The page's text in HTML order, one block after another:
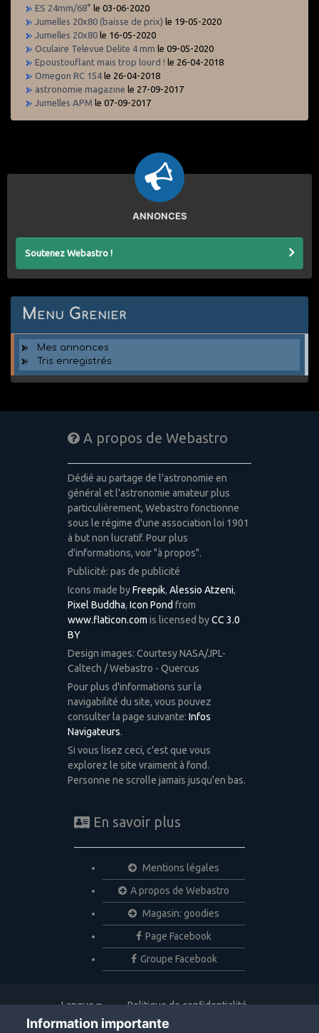
ES 24mm/68° le 03-06-2020
Jumelles 20x80 (baisse de prix) le 19-05-2020
Jumelles 20x80 le 16-05-2020
Oculaire Televue Delite 4 mm le 09-05-2020
Epoustouflant mais trop lourd ! le 26-04-2018
Omegon RC 154 le 26-04-2018
astronomie magazine le 27-09-2017
Jumelles APM le 07-09-2017
ANNONCES
Soutenez Webastro !
Menu Grenier
Mes annonces
Tris enregistrés
A propos de Webastro
Dédié au partage de l'astronomie en
général et l'astronomie amateur plus
particulièrement, Webastro fonctionne
sous le régime d'une association loi 1901
à but non lucratif. Pour plus
d'informations, voir "à propos".
Publicité: pas de publicité
Icons made byFreepik, Alessio Atzeni,
Pixel Buddha, Icon Pond from
www.flaticon.com is licensed byCC 3.0
BY
Design images: Courtesy NASA/JPL-
Caltech / Webastro - Quercus
Pour plus d'informations sur la
navigabilité du site, vous pouvez
consulter la page suivante: Infos
Navigateurs.
Si vous lisez ceci, c'est que vous
explorez le site vraiment à fond.
Personne ne scrolle jamais jusqu'en bas.
En savoir plus
Mentions légales
A propos de Webastro
Magasin: goodies
Page Facebook
Groupe Facebook
Langue
Politique de confidentialité
Nous contacter
Information importante